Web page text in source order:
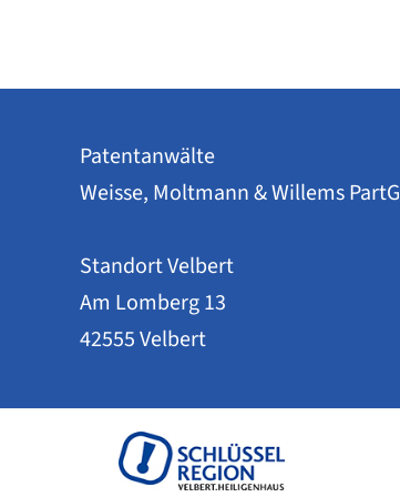
Patentanwälte
Weisse, Moltmann & Willems
Standort Velbert
Am Lomberg 13
42555 Velbert